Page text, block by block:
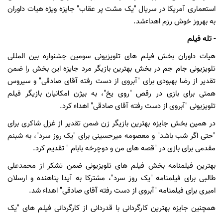
استعماری آمریکا در سریال "یک مشت پر عقاب" جایزه ویژه هیات داوران
به بهروز خوش رزم اهداءشد.
- تله فیلم
هیات داوران بخش فیلم های تلویزیونی سومین جشنواره بین المللی
تلویزیونی جام جم در بخش بهترین بازیگر مرد جایزه این بخش را ضمن
تقدیر از رضا بهبودی برای "آبروی از دست رفته آقای صادقی" و سیروس
همتی برای بازی در رقص "روی یخ"، به بیژن امکانیان بازیگر فیلم
تلویزیونی "آبروی از دست رفته آقای صادقی" اهداء کرد.
در همین بخش جایزه بهترین بازیگر زن ضمن تقدیر از غزل شاکری برای
"حتی اگر شب باشد" و معصومه میرحسینی برای "یک روز سرد"، به شبنم
مقدمی برای بازی در "قصه های من و دوچرخه بابام " تقدیم کرد.
بهترین فیلمنامه بخش فیلم های تلویزیونی ضمن تشکر از محمدعلی
طالبی برای فیلمنامه "یک روز سرد"، مشترکا به آیدا پناهنده و ارسلان
امیری برای فیلمنامه "آبروی از دست رفته آقای صادقی" اهداء شد.
همچنین جایزه بهترین کارگردانی با قدردانی از کارگردانی فیلم های "یک